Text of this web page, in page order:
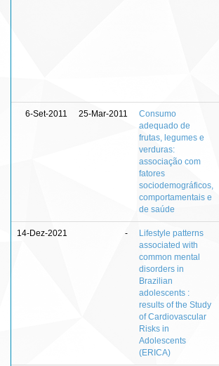
6-Set-2011 25-Mar-2011
Consumo
adequado de
frutas, legumes e
verduras:
associação com
fatores
sociodemográficos,
comportamentais e
de saúde
14-Dez-2021 -
Lifestyle patterns
associated with
common mental
disorders in
Brazilian
adolescents :
results of the Study
of Cardiovascular
Risks in
Adolescents
(ERICA)